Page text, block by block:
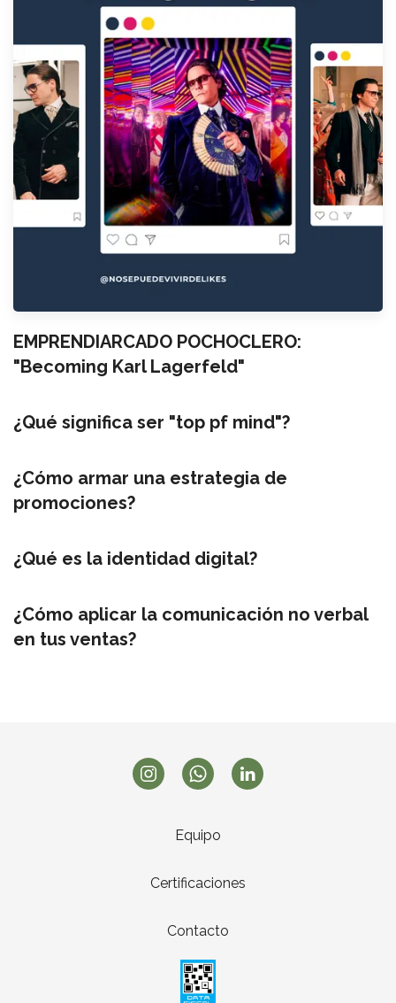
EMPRENDIARCADO POCHOCLERO:
"Becoming Karl Lagerfeld"
¿Qué significa ser "top pf mind"?
¿Cómo armar una estrategia de
promociones?
¿Qué es la identidad digital?
¿Cómo aplicar la comunicación no verbal
en tus ventas?
Equipo
Certificaciones
Contacto